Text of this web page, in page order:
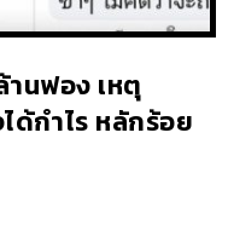
นฟอง เหตุ
ด้กำไร หลักร้อย